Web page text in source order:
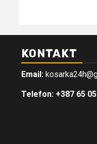
KONTAKT
Email:
Telefon: +387 65